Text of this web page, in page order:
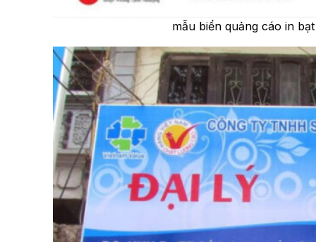
mẫu biển quảng cáo in